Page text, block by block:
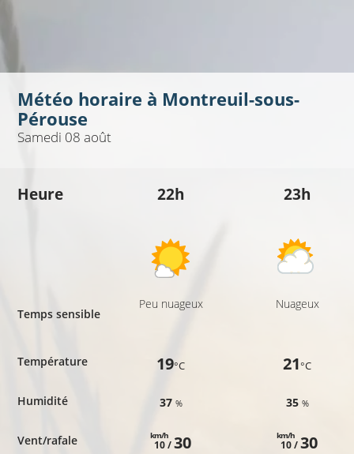
Météo horaire à Montreuil-sous-
Pérouse
Samedi 08 août
Heure
Temps sensible
Température
Humidité
Vent/rafale
22h
Peu nuageux
19°C
37 %
10 /
km/h 30
23h
Nuageux
21°C
35 %
10 /
km/h 30